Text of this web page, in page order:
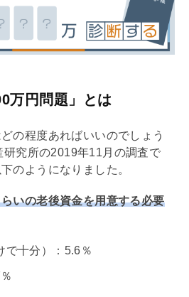
万円問題」とは
の程度あればいいのでしょう
究所の2019年11月の調査で
のようになりました。
いの老後資金を用意する必要
で十分）：5.6％